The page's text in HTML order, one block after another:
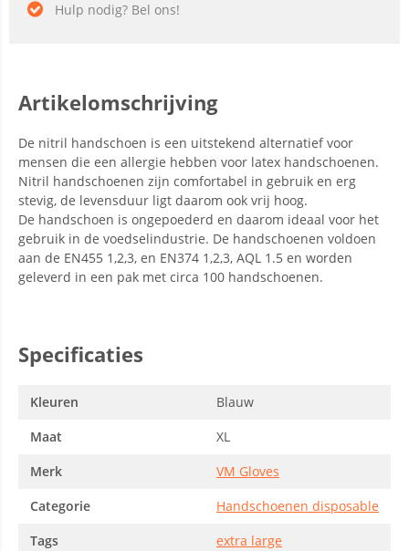
Hulp nodig? Bel ons!
Artikelomschrijving
De nitril handschoen is een uitstekend alternatief voor
mensen die een allergie hebben voor latex handschoenen.
Nitril handschoenen zijn comfortabel in gebruik en erg
stevig, de levensduur ligt daarom ook vrij hoog.
De handschoen is ongepoederd en daarom ideaal voor het
gebruik in de voedselindustrie. De handschoenen voldoen
aan de EN455 1,2,3, en EN374 1,2,3, AQL 1.5 en worden
geleverd in een pak met circa 100 handschoenen.
Specificaties
Kleuren
Blauw
Maat
XL
Merk
VM Gloves
Categorie
Handschoenen disposable
Tags
extra large